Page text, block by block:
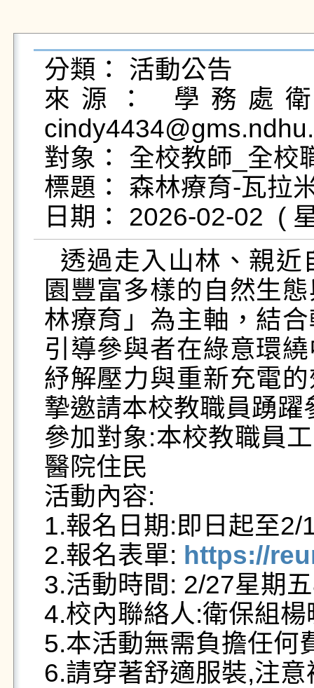
分類： 活動公告
來源： 學務處
對象： 全校教師_全校
標題： 森林療育-瓦拉
園豐富多樣的自然生
林療育」為主軸，結
引導參與者在綠意環
紓解壓力與重新充電
摯邀請本校教職員踴躍
參加對象:本校教職員
醫院住民
活動內容:
1.報名日期:即日起至2/
2.報名表單: https://
3.活動時間: 2/27星期
4.校內聯絡人:衛保組
5.本活動無需負擔任何
6.請穿著舒適服裝,注